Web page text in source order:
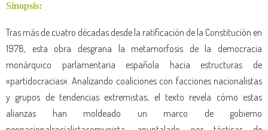
Sinopsis:
Tras más de cuatro décadas desde la ratificación de la Constitución en
1978, esta obra desgrana la metamorfosis de la democracia
monárquico parlamentaria española hacia estructuras de
«partidocracias». Analizando coaliciones con facciones nacionalistas
y grupos de tendencias extremistas, el texto revela cómo estas
alianzas han moldeado un marco de gobierno